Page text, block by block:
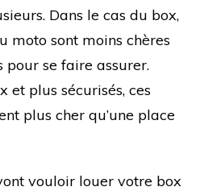
Dans le cas du box,
moto sont moins chères
se faire assurer.
et plus sécurisés, ces
plus cher qu’une place
vouloir louer votre box